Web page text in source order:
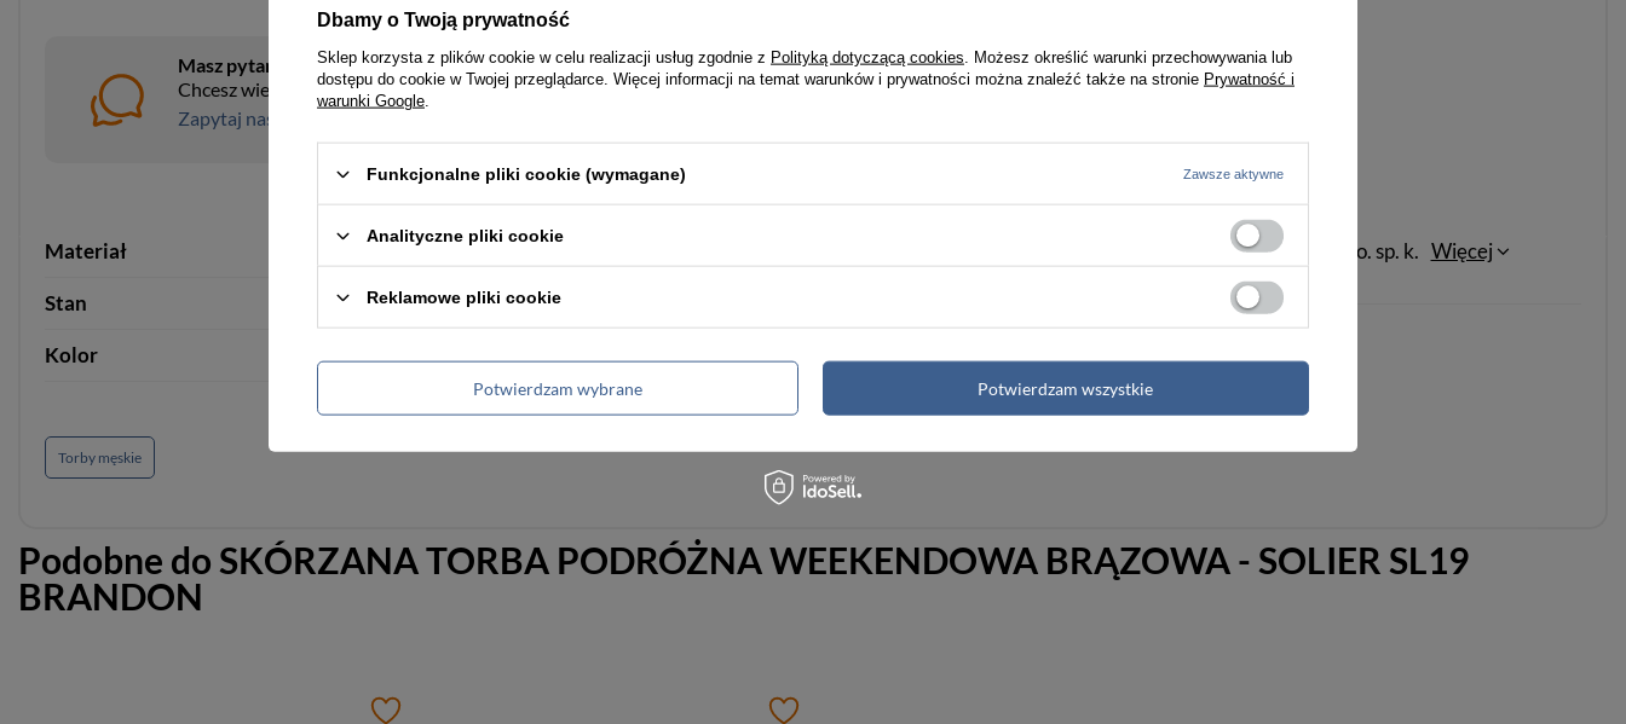
Masz pytania?
Chcesz wiedzieć więcej na temat tego produku?
Zapytaj naszego eksperta
Materiał skóra naturalna
Stan Nowy
Kolor Brązowy Vintage
Modeste sp. z o.o. sp. k. Więcej
Torby męskie
Podobne doSKÓRZANA TORBA PODRÓŻNA WEEKENDOWA BRĄZOWA - SOLIER SL19
BRANDON
Dbamy o Twoją prywatność
Sklep korzysta z plików cookie w celu realizacji usług zgodnie z Polityką dotyczącą cookies . Możesz określić warunki przechowywania lub
dostępu do cookie w Twojej przeglądarce. Więcej informacji na temat warunków i prywatności można znaleźć także na stronie Prywatność i
warunki Google
Funkcjonalne pliki cookie (wymagane) Zawsze aktywne
Analityczne pliki cookie
Reklamowe pliki cookie
Potwierdzam wybrane Potwierdzam wszystkie